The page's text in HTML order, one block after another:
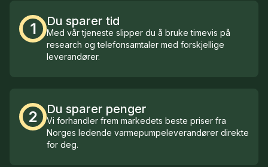
1 Du sparer tid
Med vår tjeneste slipper du å bruke timevis på
research og telefonsamtaler med forskjellige
leverandører.
2 Du sparer penger
Vi forhandler frem markedets beste priser fra
Norges ledende varmepumpeleverandører direkte
for deg.